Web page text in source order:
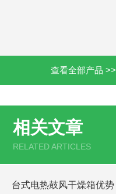
查看全部产品 >>
相关文章
RELATED ARTICLES
台式电热鼓风干燥箱优势